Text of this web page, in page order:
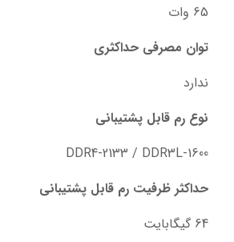
65 وات
توان مصرفی حداکثری
ندارد
نوع رم قابل پشتیبانی
DDR4-2133 / DDR3L-1600
حداکثر ظرفیت رم قابل پشتیبانی
64 گیگابایت